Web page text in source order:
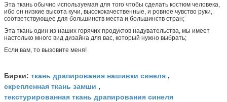
Эта ткань обычно используемая для того чтобы сделать костюм человека,
ибо он низкие высота кучи, высококачественные, и ровное чувство руки,
соответствующее для большинств места и большинств стран;
Эта ткань один из наших горячих продуктов надувательства, мы имеет
настолько много вид дизайна для вас, который нужно выбрать;
Если вам, то вызовите меня!
Бирки: ткань драпирования нашивки синеля ,
скрепленная ткань замши ,
текстурированная ткань драпирования синеля